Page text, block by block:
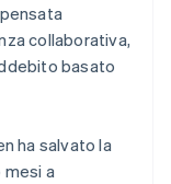
collaborativa,
basato
ha salvato la
a